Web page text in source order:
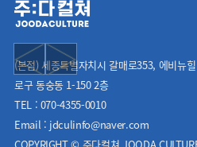
(본점) 세종특별자치시 갈매로353, 에비뉴
로구 동숭동 1-150 2층
TEL : 070-4355-0010
Email : jdculinfo@naver.com